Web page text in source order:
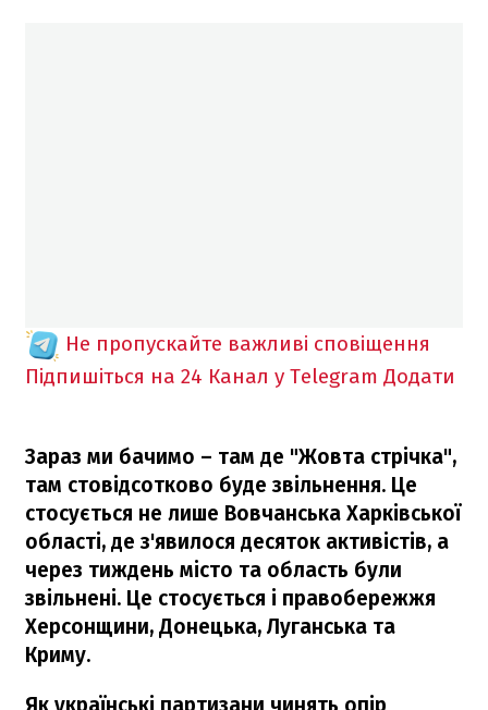
Не пропускайте важливі сповіщення
Підпишіться на 24 Канал у Telegram Додати
Зараз ми бачимо – там де "Жовта стрічка",
там стовідсотково буде звільнення. Це
стосується не лише Вовчанська Харківської
області, де з'явилося десяток активістів, а
через тиждень місто та область були
звільнені. Це стосується і правобережжя
Херсонщини, Донецька, Луганська та
Криму.
Як українські партизани чинять опір